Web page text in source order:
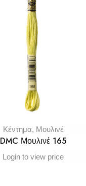
Κέντημα, Μουλινέ
DMC Μουλινέ 165
Login to view price